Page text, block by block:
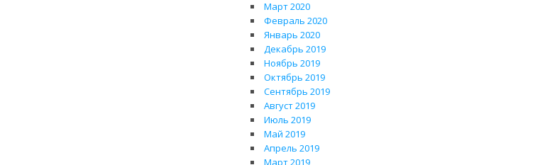
Март 2020
Февраль 2020
Январь 2020
Декабрь 2019
Ноябрь 2019
Октябрь 2019
Сентябрь 2019
Август 2019
Июль 2019
Май 2019
Апрель 2019
Март 2019